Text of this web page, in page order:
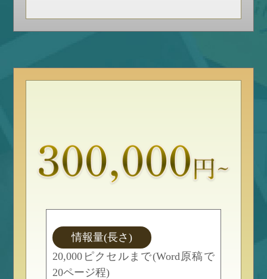
情報量(長さ)
20,000ピクセルまで(Word原稿で
20ページ程)